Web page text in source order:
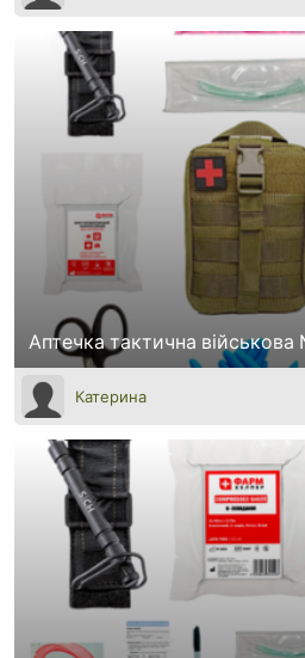
Аптечка тактична
Катерина